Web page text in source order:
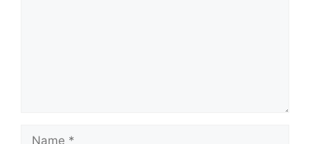
Name